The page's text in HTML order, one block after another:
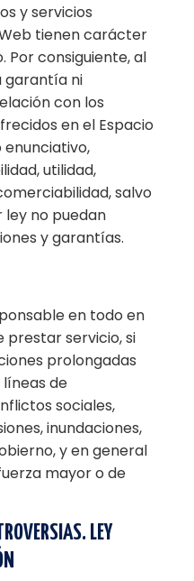
y servicios
tienen carácter
consiguiente, al
garantía ni
con los
en el Espacio
utilidad,
salvo
ley no puedan
y garantías.
en todo en
prestar servicio, si
prolongadas
de
sociales,
inundaciones,
y en general
mayor o de
LEY